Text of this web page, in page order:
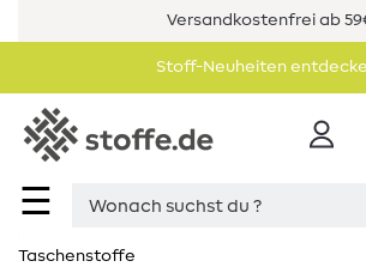
Versandkostenfrei ab
Stoff-Neuheiten
☰
Taschenstoffe